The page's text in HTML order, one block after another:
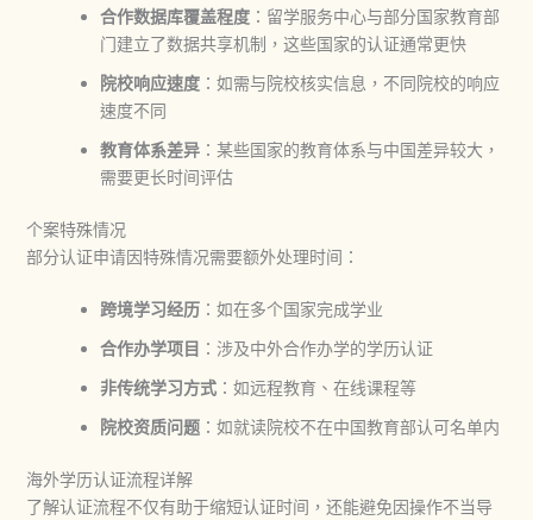
合作数据库覆盖程度：留学服务中心与部分国家教育部
门建立了数据共享机制，这些国家的认证通常更快
院校响应速度：如需与院校核实信息，不同院校的响应
速度不同
教育体系差异：某些国家的教育体系与中国差异较大，
需要更长时间评估
个案特殊情况
部分认证申请因特殊情况需要额外处理时间：
跨境学习经历：如在多个国家完成学业
合作办学项目 ：涉及中外合作办学的学历认证
非传统学习方式：如远程教育、在线课程等
院校资质问题：如就读院校不在中国教育部认可名单内
海外学历认证流程详解
了解认证流程不仅有助于缩短认证时间，还能避免因操作不当导